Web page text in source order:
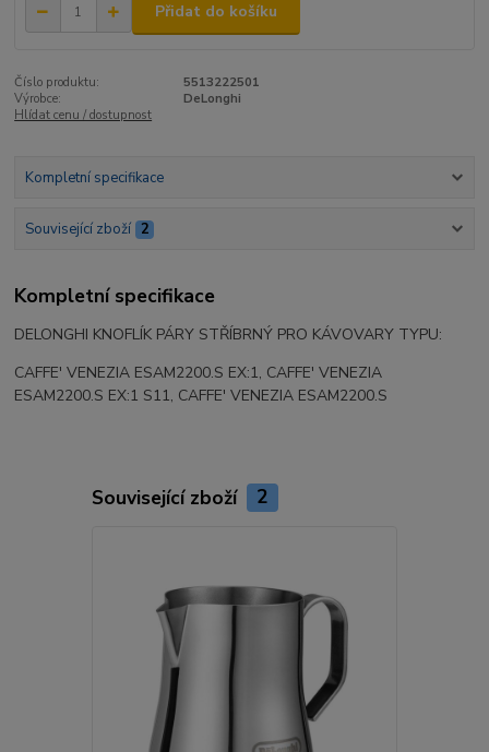
Přidat do košíku
Číslo produktu:
5513222501
Výrobce:
DeLonghi
Hlídat cenu / dostupnost
Kompletní specifikace
Související zboží 2
Kompletní specifikace
DELONGHI KNOFLÍK PÁRY STŘÍBRNÝ PRO KÁVOVARY TYPU:
CAFFE' VENEZIA ESAM2200.S EX:1, CAFFE' VENEZIA
ESAM2200.S EX:1 S11, CAFFE' VENEZIA ESAM2200.S
Související zboží 2